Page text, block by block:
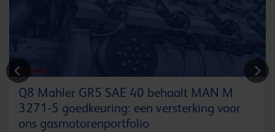
ENERGIE
Q8 Mahler GR5 SAE 40 behaalt MAN M
3271-5 goedkeuring: een versterking voor
ons gasmotorenportfolio